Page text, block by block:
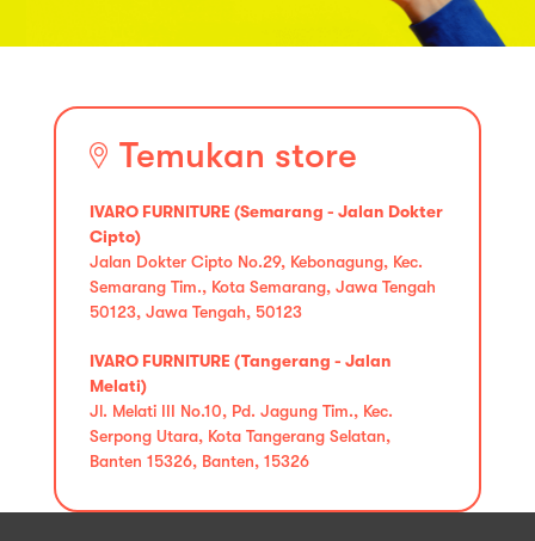
Temukan store
IVARO FURNITURE (Semarang - Jalan Dokter
Cipto)
Jalan Dokter Cipto No.29, Kebonagung, Kec.
Semarang Tim., Kota Semarang, Jawa Tengah
50123, Jawa Tengah, 50123
IVARO FURNITURE (Tangerang - Jalan
Melati)
Jl. Melati III No.10, Pd. Jagung Tim., Kec.
Serpong Utara, Kota Tangerang Selatan,
Banten 15326, Banten, 15326